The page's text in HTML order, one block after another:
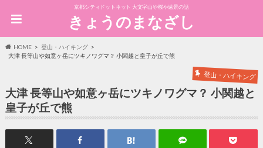
京都シティドットネット 大文字山や桜や遠景の話
きょうのまなざし
HOME
登山・ハイキング
大津 長等山や如意ヶ岳にツキノワグマ？ 小関越と皇子が丘で熊
登山・ハイキング
大津 長等山や如意ヶ岳にツキノワグマ？ 小関越と
皇子が丘で熊